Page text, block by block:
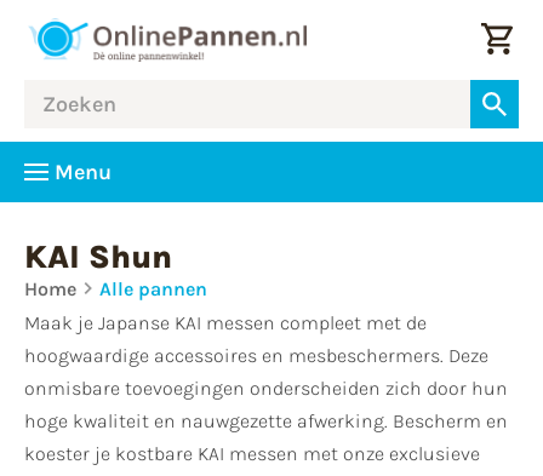
Menu
KAI Shun
Home
Alle pannen
Maak je Japanse KAI messen compleet met de
hoogwaardige accessoires en mesbeschermers. Deze
onmisbare toevoegingen onderscheiden zich door hun
hoge kwaliteit en nauwgezette afwerking. Bescherm en
koester je kostbare KAI messen met onze exclusieve